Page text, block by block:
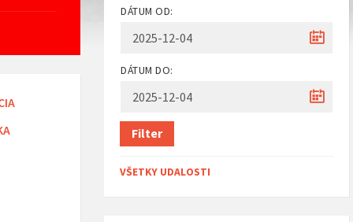
DÁTUM OD:
DÁTUM DO:
Filter
VŠETKY UDALOSTI